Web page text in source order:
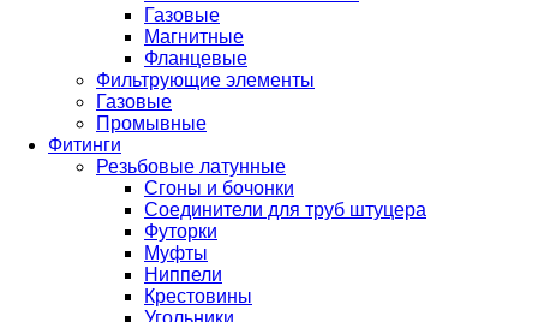
Газовые
Магнитные
Фланцевые
Фильтрующие элементы
Газовые
Промывные
Фитинги
Резьбовые латунные
Сгоны и бочонки
Соединители для труб штуцера
Футорки
Муфты
Ниппели
Крестовины
Угольники